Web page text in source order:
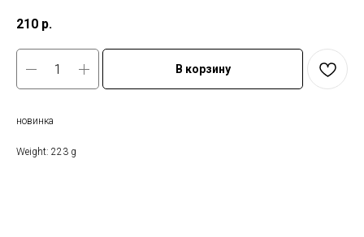
210 р.
В корзину
новинка
Weight: 223 g